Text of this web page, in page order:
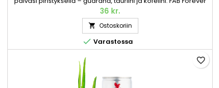
Active Boost on energiajuoma, joka antaa nopeasti energiaa
juuri silloin kun tarvitset sitä. Pantti sisältyy hintaan. 250 ml.
36 kr.
 Ostoskoriin
 Varastossa
favorite_border